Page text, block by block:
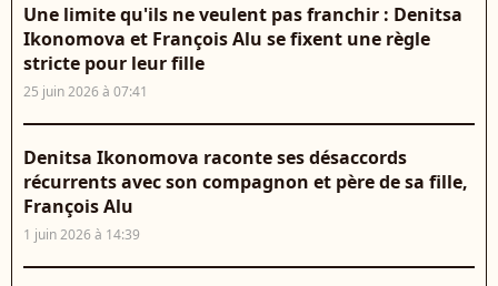
Une limite qu'ils ne veulent pas franchir : Denitsa
Ikonomova et François Alu se fixent une règle
stricte pour leur fille
25 juin 2026 à 07:41
Denitsa Ikonomova raconte ses désaccords
récurrents avec son compagnon et père de sa fille,
François Alu
1 juin 2026 à 14:39